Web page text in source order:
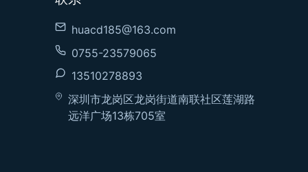
huacd185@163.com
0755-23579065
13510278893
深圳市龙岗区龙岗街道南联社区莲湖路
远洋广场13栋705室